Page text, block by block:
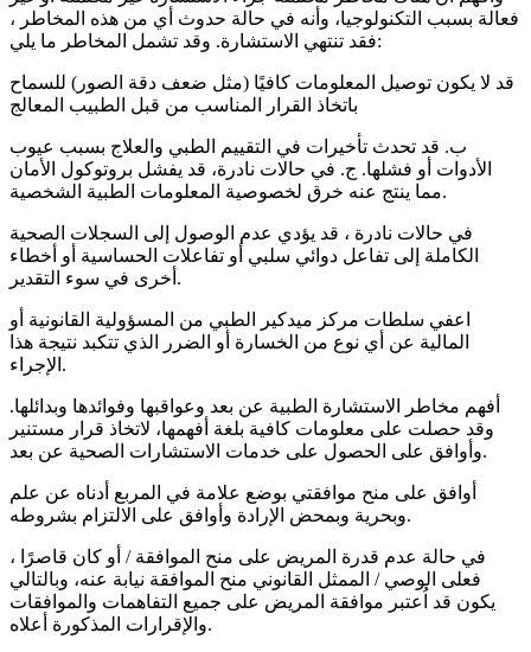
فعالة بسبب التكنولوجيا، وأنه في حالة حدوث أي من هذه المخاطر ،
فقد تنتهي الاستشارة. وقد تشمل المخاطر ما يلي:
قد لا يكون توصيل المعلومات كافيًا (مثل ضعف دقة الصور) للسماح
باتخاذ القرار المناسب من قبل الطبيب المعالج
ب. قد تحدث تأخيرات في التقييم الطبي والعلاج بسبب عيوب
الأدوات أو فشلها. ج. في حالات نادرة، قد يفشل بروتوكول الأمان
مما ينتج عنه خرق لخصوصية المعلومات الطبية الشخصية.
في حالات نادرة ، قد يؤدي عدم الوصول إلى السجلات الصحية
الكاملة إلى تفاعل دوائي سلبي أو تفاعلات الحساسية أو أخطاء
أخرى في سوء التقدير.
اعفي سلطات مركز ميدكير الطبي من المسؤولية القانونية أو
المالية عن أي نوع من الخسارة أو الضرر الذي تتكبد نتيجة هذا
الإجراء.
أفهم مخاطر الاستشارة الطبية عن بعد وعواقبها وفوائدها وبدائلها.
وقد حصلت على معلومات كافية بلغة أفهمها، لاتخاذ قرار مستنير
وأوافق على الحصول على خدمات الاستشارات الصحية عن بعد.
أوافق على منح موافقتي بوضع علامة في المربع أدناه عن علم
وبحرية وبمحض الإرادة وأوافق على الالتزام بشروطه.
في حالة عدم قدرة المريض على منح الموافقة / أو كان قاصرًا ،
فعلى الوصي / الممثل القانوني منح الموافقة نيابة عنه، وبالتالي
يكون قد اُعتبر موافقة المريض على جميع التفاهمات والموافقات
والإقرارات المذكورة أعلاه.